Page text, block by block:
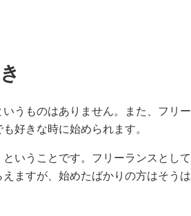
うものはありません。また、フリー
好きな時に始められます。
いうことです。フリーランスとして
ますが、始めたばかりの方はそうは